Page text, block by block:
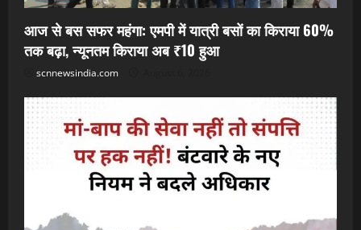
आज से बस सफर महंगा: एमपी में यात्री बसों का किराया 60%
तक बढ़ा, न्यूनतम किराया अब ₹10 हुआ
scnnewsindia.com